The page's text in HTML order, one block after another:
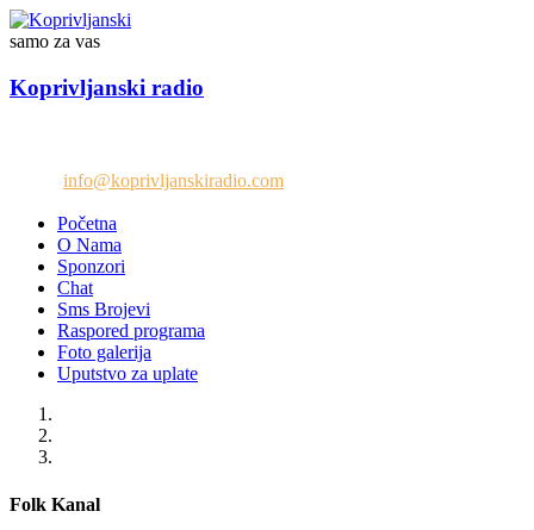
samo za vas
Koprivljanski radio
info@koprivljanskiradio.com
Početna
O Nama
Sponzori
Chat
Sms Brojevi
Raspored programa
Foto galerija
Uputstvo za uplate
Folk Kanal